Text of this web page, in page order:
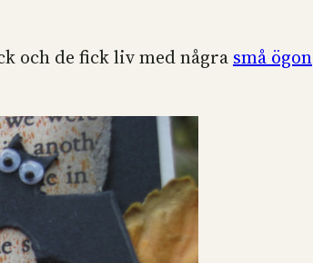
och de fick liv med några små ögon